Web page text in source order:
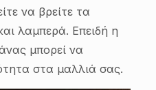
να βρείτε τα
λαμπερά. Επειδή η
μπορεί να
στα μαλλιά σας.